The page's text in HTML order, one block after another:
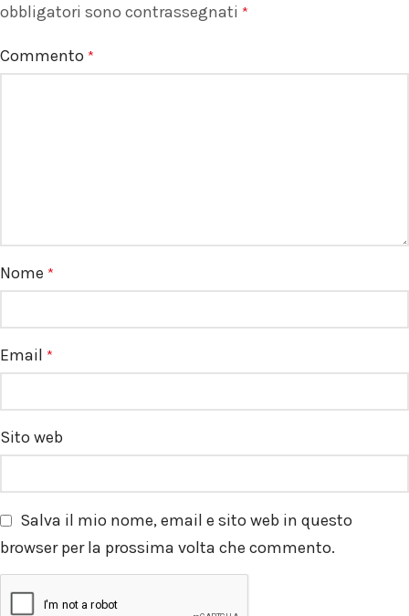
obbligatori sono contrassegnati *
Commento *
Nome *
Email *
Sito web
Salva il mio nome, email e sito web in questo
browser per la prossima volta che commento.